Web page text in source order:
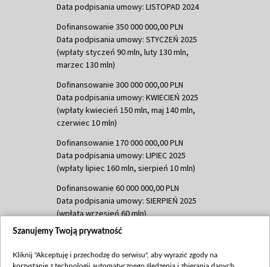
Data podpisania umowy: LISTOPAD 2024
Dofinansowanie 350 000 000,00 PLN
Data podpisania umowy: STYCZEŃ 2025
(wpłaty styczeń 90 mln, luty 130 mln,
marzec 130 mln)
Dofinansowanie 300 000 000,00 PLN
Data podpisania umowy: KWIECIEŃ 2025
(wpłaty kwiecień 150 mln, maj 140 mln,
czerwiec 10 mln)
Dofinansowanie 170 000 000,00 PLN
Data podpisania umowy: LIPIEC 2025
(wpłaty lipiec 160 mln, sierpień 10 mln)
Dofinansowanie 60 000 000,00 PLN
Data podpisania umowy: SIERPIEŃ 2025
(wpłata wrzesień 60 mln)
Dofinansowanie 635 783 051,21 PLN
(wpłata wrzesień 100 mln, październik 350
Szanujemy Twoją prywatność
Kliknij "Akceptuję i przechodzę do serwisu", aby wyrazić zgody na